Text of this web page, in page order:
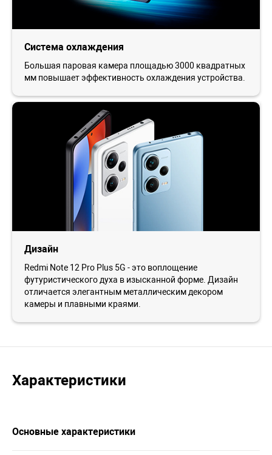
Система охлаждения
Большая паровая камера площадью 3000 квадратных
мм повышает эффективность охлаждения устройства.
Дизайн
Redmi Note 12 Pro Plus 5G - это воплощение
футуристического духа в изысканной форме. Дизайн
отличается элегантным металлическим декором
камеры и плавными краями.
Характеристики
Основные характеристики